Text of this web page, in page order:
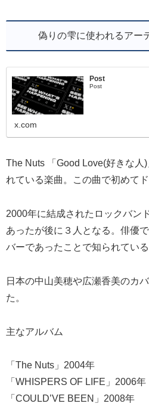
偽りの雫に使われるアー
Post
Post
x.com
The Nuts 「Good Love(好きな人
れている楽曲。この曲で初めて
2000年に結成されたロックバン
あったが後に３人となる。俳優
バーであったことで知られている
日本の中山美穂や広瀬香美のカ
た。
主なアルバム
「The Nuts」2004年
「WHISPERS OF LIFE」2006年
「COULD’VE BEEN」2008年